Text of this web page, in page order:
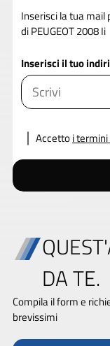
Inserisci la tua
di PEUGEOT 2008 Ii
Inserisci il tuo
Accettoi
DA TE.
Compila il form e
brevissimi